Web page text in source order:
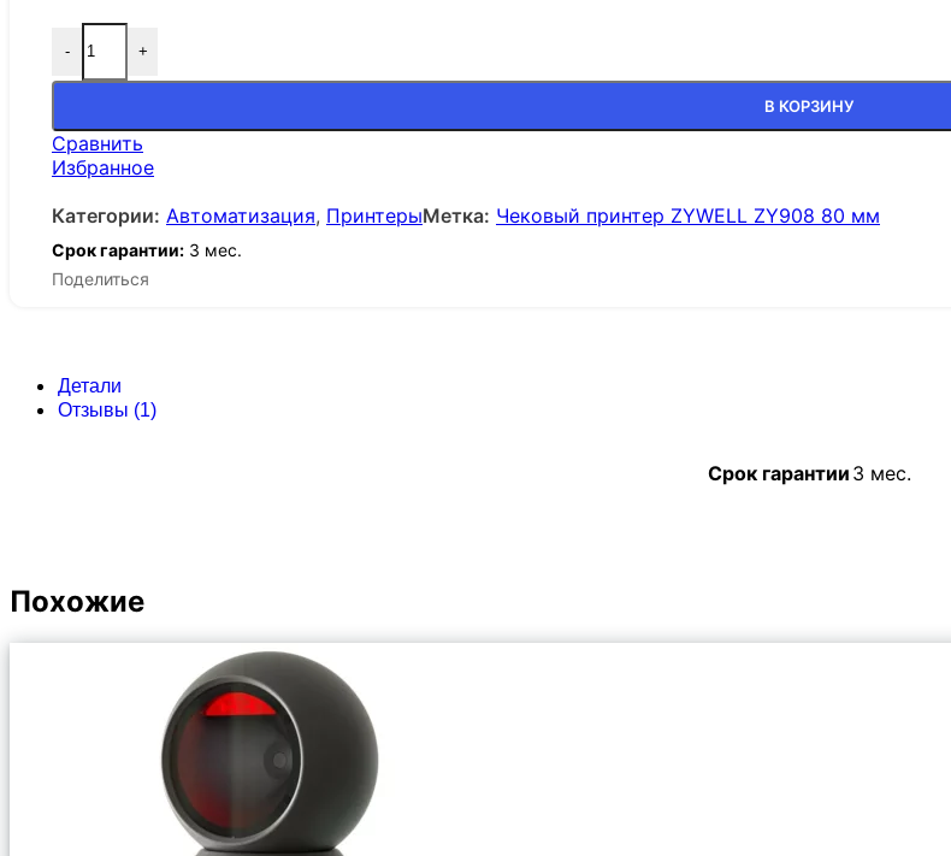
- +
В КОРЗИНУ
Сравнить
Избранное
Категории: Автоматизация, ПринтерыМетка: Чековый принтер ZYWELL ZY908 80 мм
Срок гарантии: 3 мес.
Поделиться
Детали
Отзывы (1)
Срок гарантии 3 мес.
Похожие